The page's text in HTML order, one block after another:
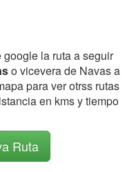
la ruta a seguir
o vicevera de Navas a
para ver otrss rutas
en kms y tiempo
Ruta